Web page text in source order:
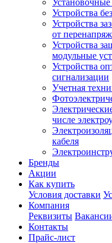
Устройства
Устройства
от
Устройства
модульные
Устройства
сигнализации
Учетная
числе
кабеля
Бренды
Акции
Как купить
Условия доставки
Компания
Реквизиты
Контакты
Прайс-лист